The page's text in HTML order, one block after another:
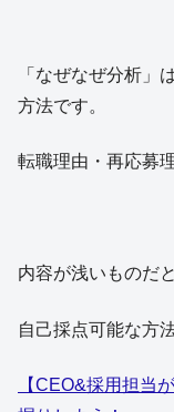
「なぜなぜ分析」
方法です。
転職理由・再応募
内容が浅いものだ
自己採点可能な方
【CEO&採用担当